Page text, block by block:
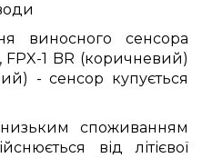
виносного сенсора
FPX-1 BR (коричневий)
- сенсор купується
низьким споживанням
від літієвої